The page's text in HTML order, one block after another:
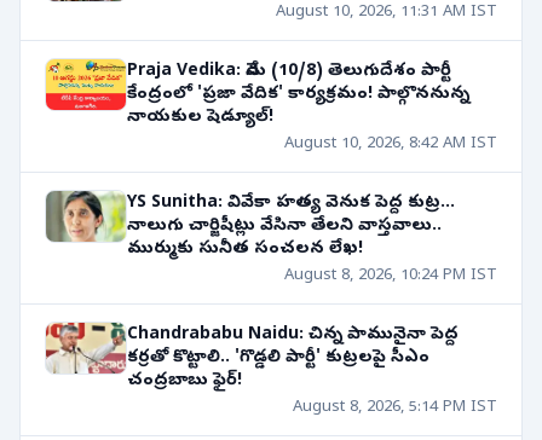
August 10, 2026, 11:31 AM IST
Praja Vedika: నేడు (10/8) తెలుగుదేశం పార్టీ
కేంద్రంలో 'ప్రజా వేదిక' కార్యక్రమం! పాల్గొననున్న
నాయకుల షెడ్యూల్!
August 10, 2026, 8:42 AM IST
YS Sunitha: వివేకా హత్య వెనుక పెద్ద కుట్ర...
నాలుగు చార్జిషీట్లు వేసినా తేలని వాస్తవాలు..
ముర్ముకు సునీత సంచలన లేఖ!
August 8, 2026, 10:24 PM IST
Chandrababu Naidu: చిన్న పామునైనా పెద్ద
కర్రతో కొట్టాలి.. 'గొడ్డలి పార్టీ' కుట్రలపై సీఎం
చంద్రబాబు ఫైర్!
August 8, 2026, 5:14 PM IST